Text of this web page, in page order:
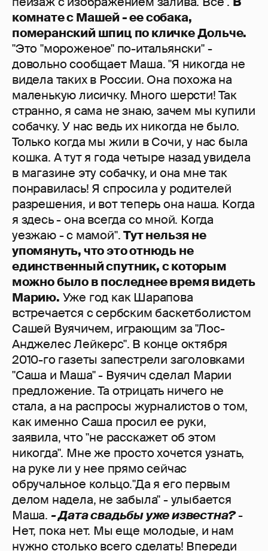
комнате с Машей - ее собака,
померанский шпиц по кличке Дольче.
"Это "мороженое" по-итальянски" -
довольно сообщает Маша. "Я никогда не
видела таких в России. Она похожа на
маленькую лисичку. Много шерсти! Так
странно, я сама не знаю, зачем мы купили
собачку. У нас ведь их никогда не было.
Только когда мы жили в Сочи, у нас была
кошка. А тут я года четыре назад увидела
в магазине эту собачку, и она мне так
понравилась! Я спросила у родителей
разрешения, и вот теперь она наша. Когда
я здесь - она всегда со мной. Когда
уезжаю - с мамой".Тут нельзя не
упомянуть, что это отнюдь не
единственный спутник, с которым
можно было в последнее время видеть
Марию. Уже год как Шарапова
встречается с сербским баскетболистом
Сашей Вуячичем, играющим за "Лос-
Анджелес Лейкерс". В конце октября
2010-го газеты запестрели заголовками
"Саша и Маша" - Вуячич сделал Марии
предложение. Та отрицать ничего не
стала, а на распросы журналистов о том,
как именно Саша просил ее руки,
заявила, что "не расскажет об этом
никогда". Мне же просто хочется узнать,
на руке ли у нее прямо сейчас
обручальное кольцо."Да я его первым
делом надела, не забыла" - улыбается
Маша. - Дата свадьбы уже известна?-
Нет, пока нет. Мы еще молодые, и нам
нужно столько всего сделать! Впереди